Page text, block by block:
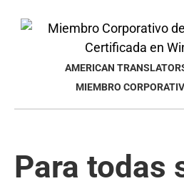
AMERICAN
MIEMBRO
Para todas